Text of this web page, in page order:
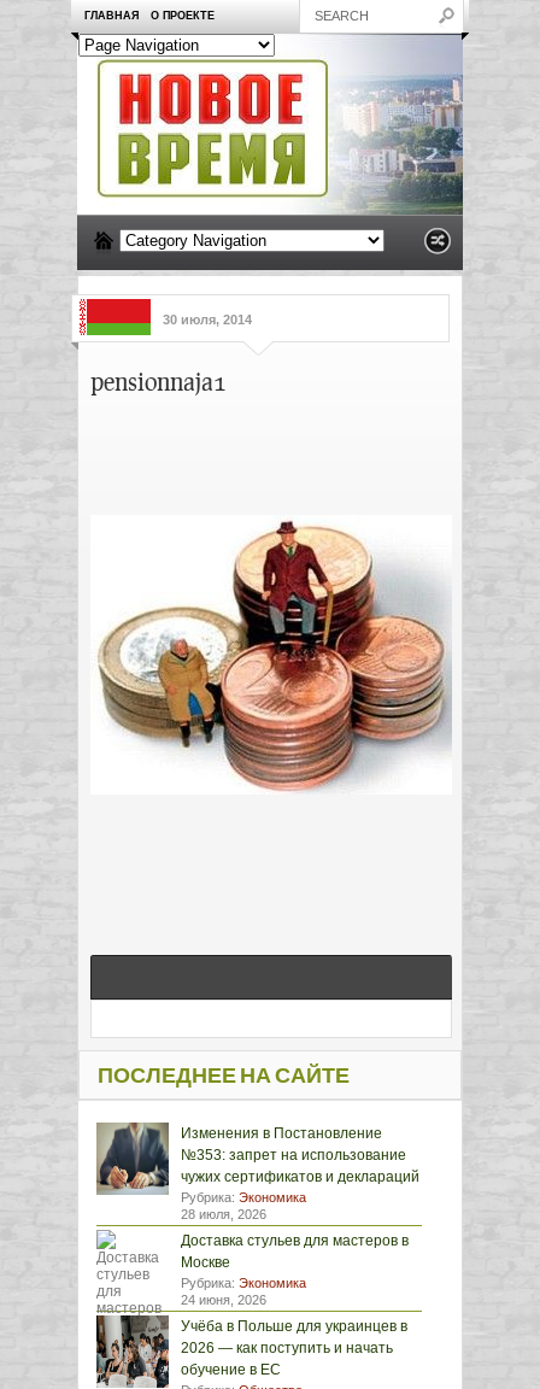
ГЛАВНАЯ О ПРОЕКТЕ
30 июля, 2014
pensionnaja1
ПОСЛЕДНЕЕ НА САЙТЕ
Изменения в Постановление
№353: запрет на использование
чужих сертификатов и деклараций
Рубрика: Экономика
28 июля, 2026
Доставка стульев для мастеров в
Москве
Рубрика: Экономика
24 июня, 2026
Учёба в Польше для украинцев в
2026 — как поступить и начать
обучение в ЕС